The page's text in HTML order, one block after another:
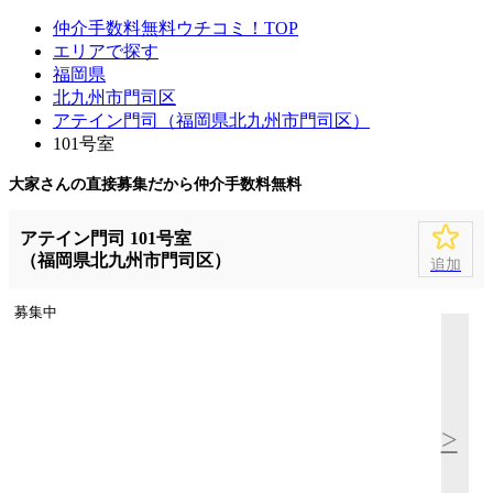
仲介手数料無料ウチコミ！TOP
エリアで探す
福岡県
北九州市門司区
アテイン門司（福岡県北九州市門司区）
101号室
大家さんの直接募集だから仲介手数料無料
アテイン門司 101号室
（福岡県北九州市門司区）
追加
募集中
>